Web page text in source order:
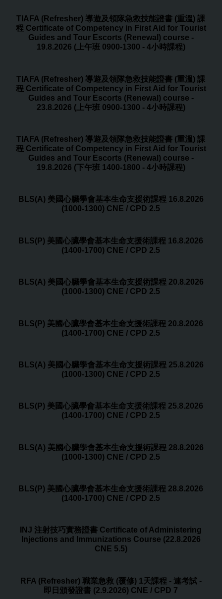
TIAFA (Refresher) 導遊及領隊急救技能證書 (重溫) 課
程 Certificate of Competency in First Aid for Tourist
Guides and Tour Escorts (Renewal) course -
19.8.2026 (上午班 0900-1300 - 4小時課程)
TIAFA (Refresher) 導遊及領隊急救技能證書 (重溫) 課
程 Certificate of Competency in First Aid for Tourist
Guides and Tour Escorts (Renewal) course -
23.8.2026 (上午班 0900-1300 - 4小時課程)
TIAFA (Refresher) 導遊及領隊急救技能證書 (重溫) 課
程 Certificate of Competency in First Aid for Tourist
Guides and Tour Escorts (Renewal) course -
19.8.2026 (下午班 1400-1800 - 4小時課程)
BLS(A) 美國心臟學會基本生命支援術課程 16.8.2026
(1000-1300) CNE / CPD 2.5
BLS(P) 美國心臟學會基本生命支援術課程 16.8.2026
(1400-1700) CNE / CPD 2.5
BLS(A) 美國心臟學會基本生命支援術課程 20.8.2026
(1000-1300) CNE / CPD 2.5
BLS(P) 美國心臟學會基本生命支援術課程 20.8.2026
(1400-1700) CNE / CPD 2.5
BLS(A) 美國心臟學會基本生命支援術課程 25.8.2026
(1000-1300) CNE / CPD 2.5
BLS(P) 美國心臟學會基本生命支援術課程 25.8.2026
(1400-1700) CNE / CPD 2.5
BLS(A) 美國心臟學會基本生命支援術課程 28.8.2026
(1000-1300) CNE / CPD 2.5
BLS(P) 美國心臟學會基本生命支援術課程 28.8.2026
(1400-1700) CNE / CPD 2.5
INJ 注射技巧實務證書 Certificate of Administering
Injections and Immunizations Course (22.8.2026
CNE 5.5)
RFA (Refresher) 職業急救 (覆修) 1天課程 - 連考試 -
即日頒發證書 (2.9.2026) CNE / CPD 7